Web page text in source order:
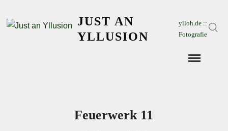
JUST AN
YLLUSION
ylloh.de ::
Fotografie
Feuerwerk 11